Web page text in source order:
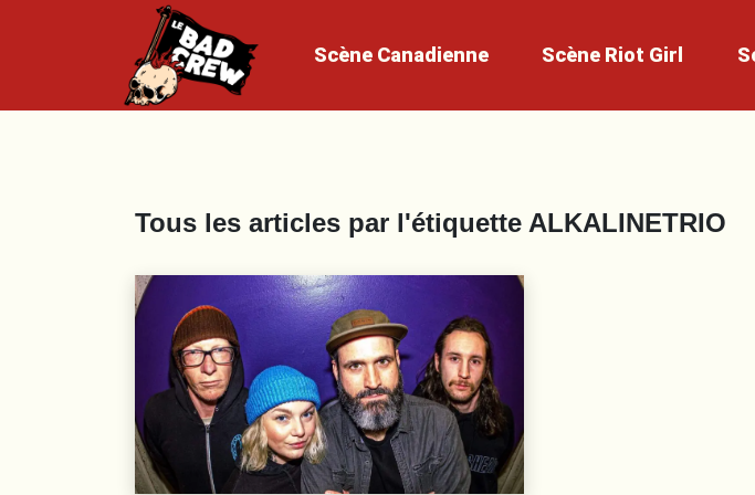
Scène Canadienne Scène Riot Girl
Tous les articles par l'étiquette ALKALINETRIO